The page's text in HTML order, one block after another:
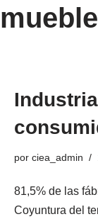
por ciea_admin
81,5% de las
Coyuntura del